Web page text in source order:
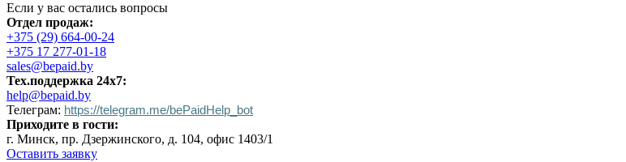
Если у вас остались вопросы
Отдел продаж:
+375 (29) 664-00-24
+375 17 277-01-18
sales@bepaid.by
Тех.поддержка 24х7:
help@bepaid.by
Телеграм: https://telegram.me/bePaidHelp_bot
Приходите в гости:
г. Минск, пр. Дзержинского, д. 104, офис 1403/1
Оставить заявку